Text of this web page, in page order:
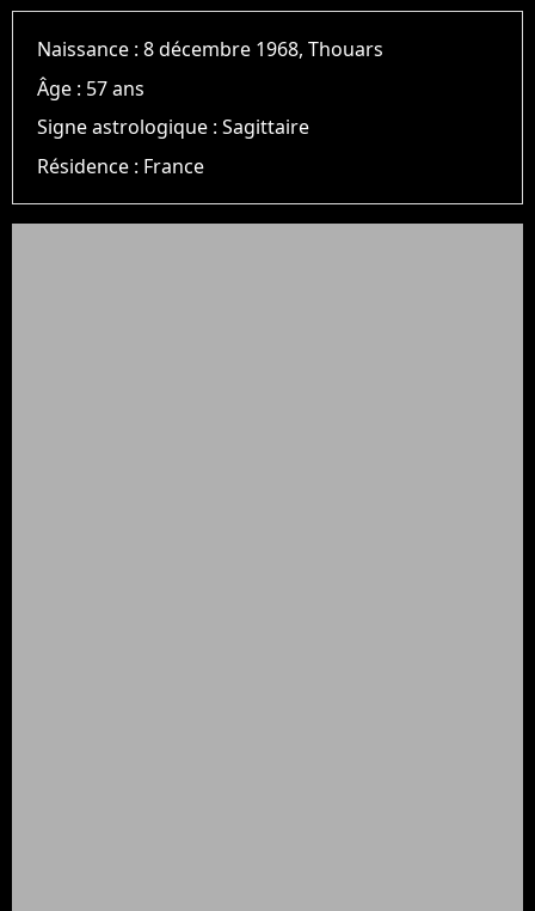
Naissance :8 décembre 1968, Thouars
Âge : 57 ans
Signe astrologique :Sagittaire
Résidence : France